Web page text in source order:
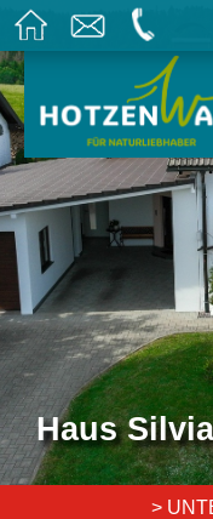
Haus Silvia
>